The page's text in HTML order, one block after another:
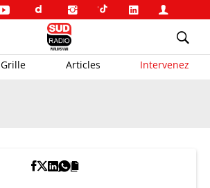
Grille Articles Intervenez